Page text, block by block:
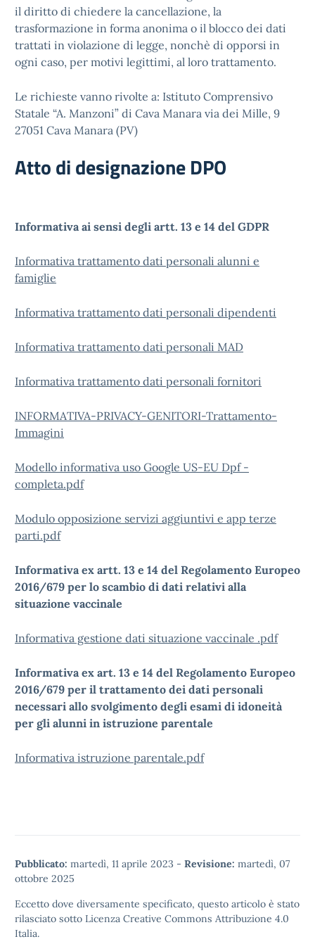
il diritto di chiedere la cancellazione, la
trasformazione in forma anonima o il blocco dei dati
trattati in violazione di legge, nonchè di opporsi in
ogni caso, per motivi legittimi, al loro trattamento.
Le richieste vanno rivolte a: Istituto Comprensivo
Statale “A. Manzoni” di Cava Manara via dei Mille, 9
27051 Cava Manara (PV)
Atto di designazione DPO
Informativa ai sensi degli artt. 13 e 14 del GDPR
Informativa trattamento dati personali alunni e
famiglie
Informativa trattamento dati personali dipendenti
Informativa trattamento dati personali MAD
Informativa trattamento dati personali fornitori
INFORMATIVA-PRIVACY-GENITORI-Trattamento-
Immagini
Modello informativa uso Google US-EU Dpf -
completa.pdf
Modulo opposizione servizi aggiuntivi e app terze
parti.pdf
Informativa ex artt. 13 e 14 del Regolamento Europeo
2016/679 per lo scambio di dati relativi alla
situazione vaccinale
Informativa gestione dati situazione vaccinale .pdf
Informativa ex art. 13 e 14 del Regolamento Europeo
2016/679 per il trattamento dei dati personali
necessari allo svolgimento degli esami di idoneità
per gli alunni in istruzione parentale
Informativa istruzione parentale.pdf
Pubblicato: martedì, 11 aprile 2023 - Revisione: martedì, 07
ottobre 2025
Eccetto dove diversamente specificato, questo articolo è stato
rilasciato sotto Licenza Creative Commons Attribuzione 4.0
Italia.